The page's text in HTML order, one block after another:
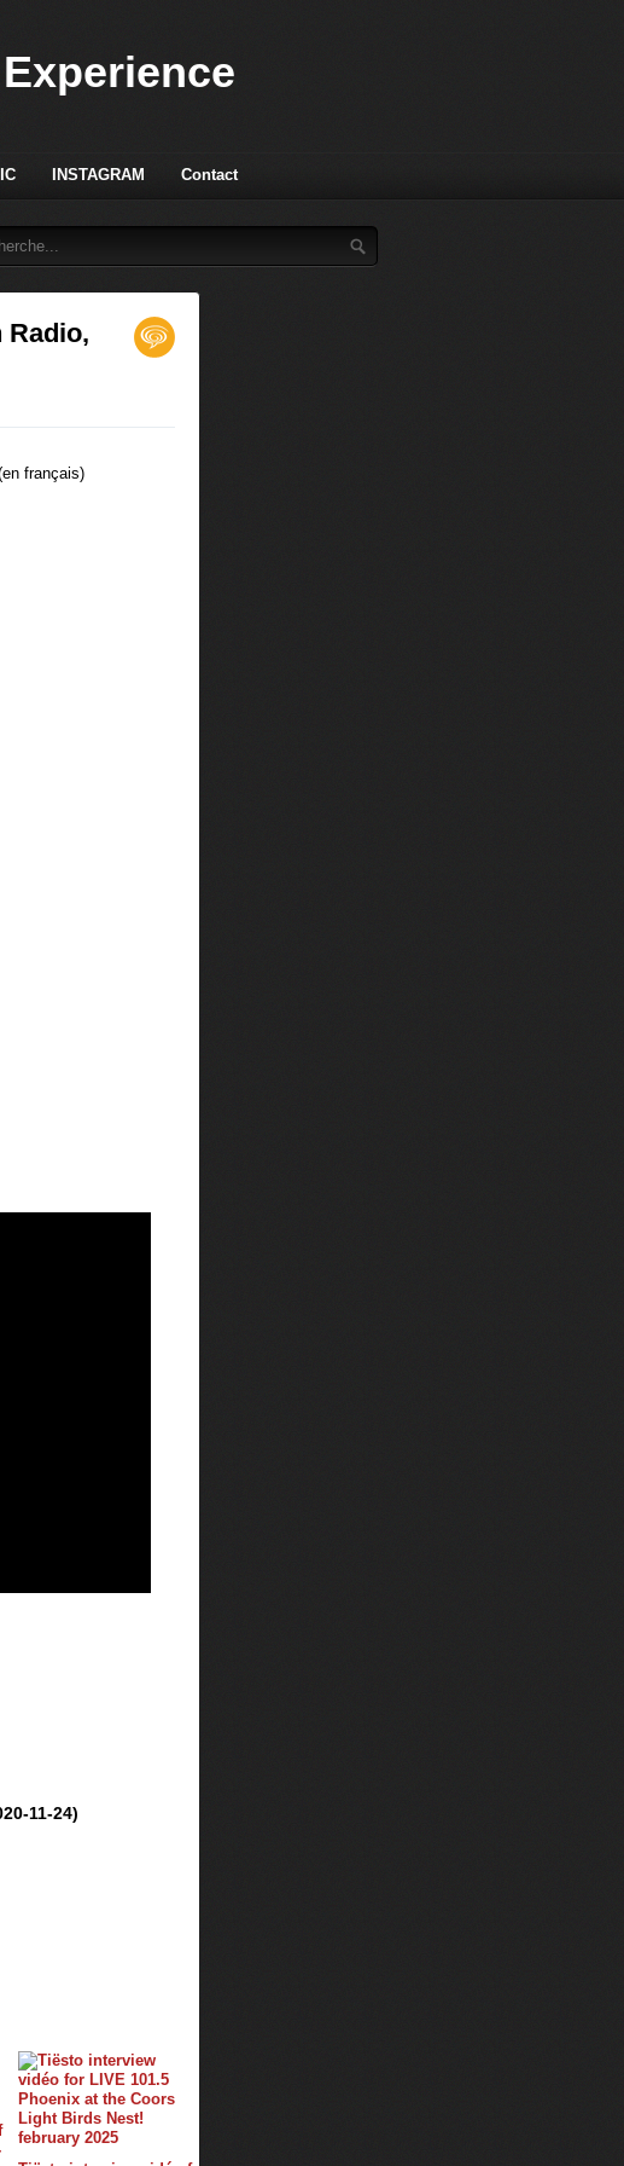
INSTAGRAM Contact
Radio,
11-24)